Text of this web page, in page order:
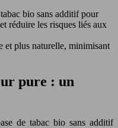
bio sans additif pour
réduire les risques liés aux
et plus naturelle, minimisant
pure : un
de tabac bio sans additif